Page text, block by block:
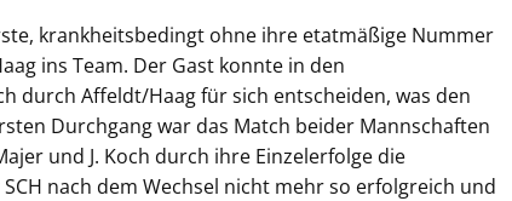
krankheitsbedingt ohne ihre etatmäßige Nummer
ins Team. Der Gast konnte in den
durch Affeldt/Haag für sich entscheiden, was den
Durchgang war das Match beider Mannschaften
und J. Koch durch ihre Einzelerfolge die
nach dem Wechsel nicht mehr so erfolgreich und